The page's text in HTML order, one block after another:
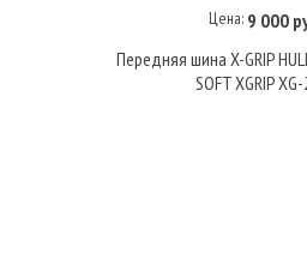
В корзину
Цена: 9 000
Передняя шина X-GRIP
SOFT XGRIP